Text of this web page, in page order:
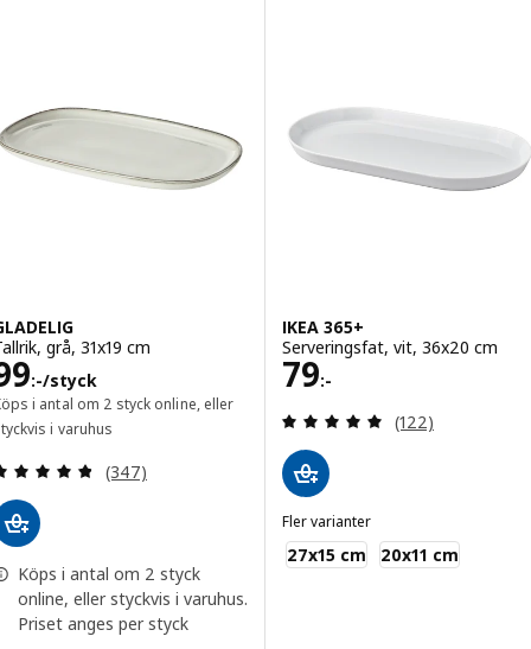
grå, 31x19 cm
:-/styck
99:-/styck
i antal om 2 styck online, eller
i varuhus
Recensera: 4.8 utav 5 stjärnor. Totalt antal
(347)
Köps i antal om 2 styck
online, eller styckvis i varuhus.
Priset anges per styck
IKEA 365+
Serveringsfat, vit, 36x20 cm
79:-
Pris 79:-
Recensera:
(122)
Fler varianter
IKEA 365+
27x15 cm 20x11 cm